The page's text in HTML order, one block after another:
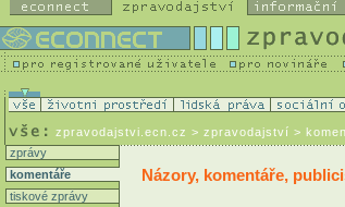
zpravodajstvi.ecn.cz > zpravodajství >
zprávy
komentáře
tiskové zprávy
Názory, komentáře,